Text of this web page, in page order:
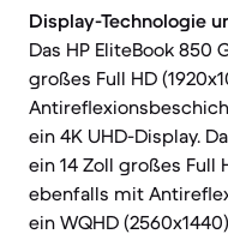
Display-Technologie
Das HP EliteBook 850
großes Full HD
ein 4K UHD-Display.
ein 14 Zoll großes Full
ebenfalls mit
ein WQHD